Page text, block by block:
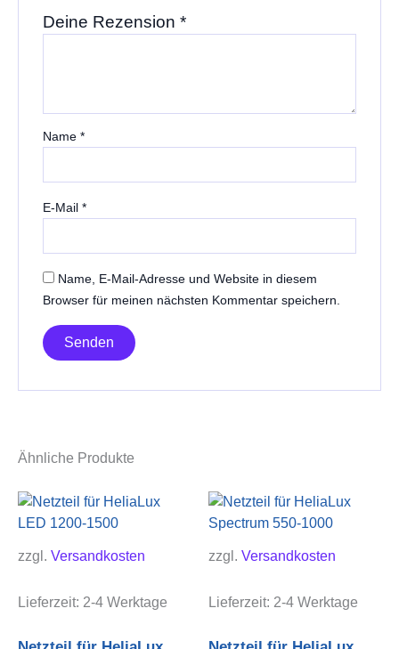
Deine Rezension *
Name *
E-Mail *
Name, E-Mail-Adresse und Website in diesem
Browser für meinen nächsten Kommentar speichern.
Ähnliche Produkte
zzgl. Versandkosten
Lieferzeit: 2-4 Werktage
zzgl. Versandkosten
Lieferzeit: 2-4 Werktage